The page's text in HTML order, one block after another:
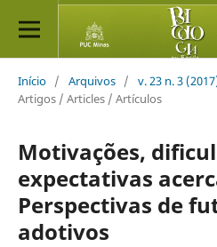
Início / Arquivos / v. 23 n. 3
Artigos / Articles / Artículos
Motivações,
expectativas
Perspectivas de
adotivos